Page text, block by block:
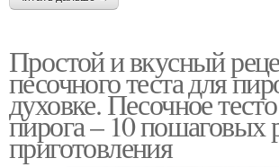
Простой и вкусный
песочного теста для
духовке. Песочное
пирога – 10 пошаговых
приготовления